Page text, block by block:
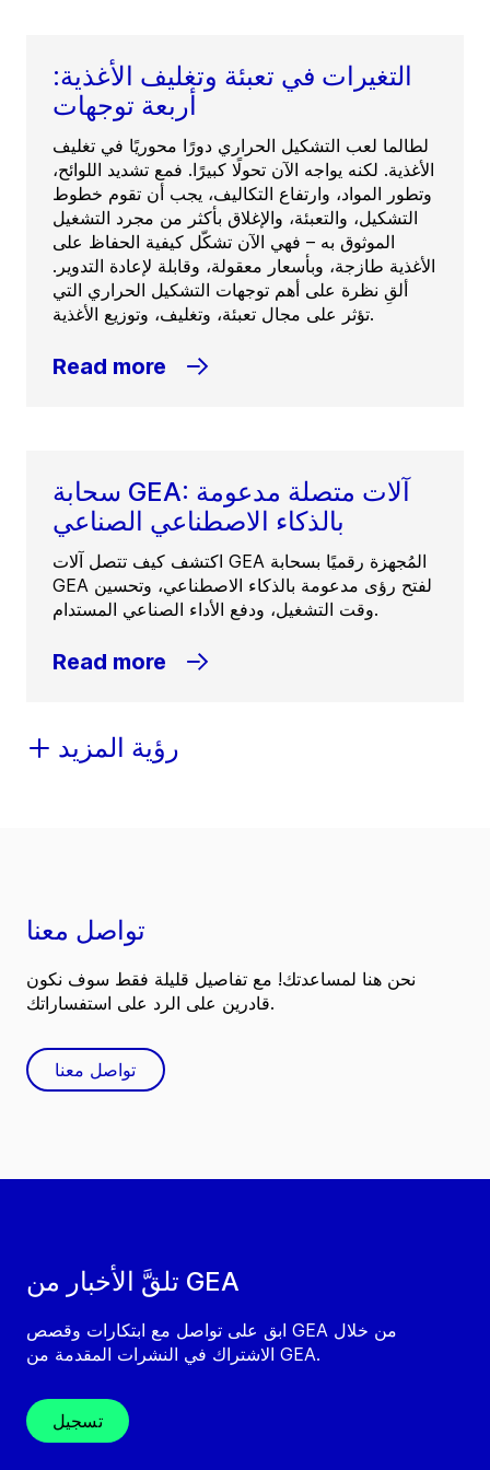
التغيرات في تعبئة وتغليف الأغذية:
أربعة توجهات
لطالما لعب التشكيل الحراري دورًا محوريًا في تغليف
الأغذية. لكنه يواجه الآن تحولًا كبيرًا. فمع تشديد اللوائح،
وتطور المواد، وارتفاع التكاليف، يجب أن تقوم خطوط
التشكيل، والتعبئة، والإغلاق بأكثر من مجرد التشغيل
الموثوق به – فهي الآن تشكّل كيفية الحفاظ على
الأغذية طازجة، وبأسعار معقولة، وقابلة لإعادة التدوير.
ألقِ نظرة على أهم توجهات التشكيل الحراري التي
تؤثر على مجال تعبئة، وتغليف، وتوزيع الأغذية.
Read more
سحابة GEA: آلات متصلة مدعومة
بالذكاء الاصطناعي الصناعي
اكتشف كيف تتصل آلات GEA المُجهزة رقميًا بسحابة
GEA لفتح رؤى مدعومة بالذكاء الاصطناعي، وتحسين
وقت التشغيل، ودفع الأداء الصناعي المستدام.
Read more
رؤية المزيد
تلقَّ الأخبار من GEA
ابق على تواصل مع ابتكارات وقصص GEA من خلال
الاشتراك في النشرات المقدمة من GEA.
تسجيل
تواصل معنا
نحن هنا لمساعدتك! مع تفاصيل قليلة فقط سوف نكون
قادرين على الرد على استفساراتك.
تواصل معنا